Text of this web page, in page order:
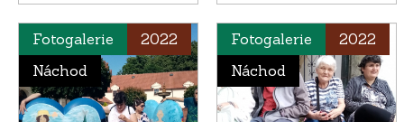
Fotogalerie
2022
Náchod
Fotogalerie
2022
Náchod